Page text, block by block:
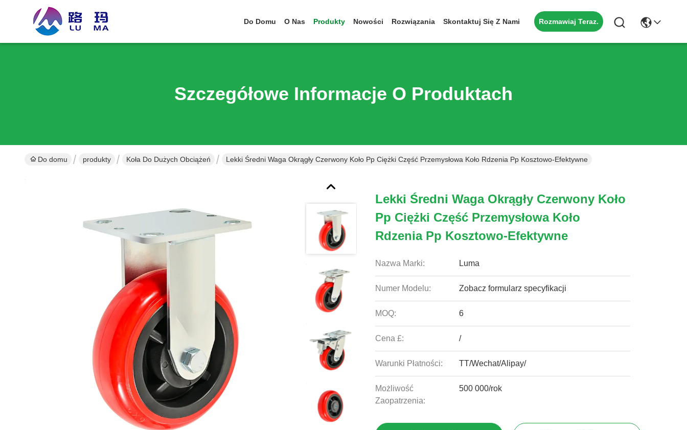
Do Domu O Nas Produkty Nowości Rozwiązania Skontaktuj Się Z Nami Rozmawiaj Teraz.
Szczegółowe Informacje O Produktach
Do domu produkty Koła Do Dużych Obciążeń Lekki Średni Waga Okrągły Czerwony Koło Pp Ciężki Część Przemysłowa Koło Rdzenia Pp Kosztowo-Efektywne
Lekki Średni Waga Okrągły Czerwony Koło
Pp Ciężki Część Przemysłowa Koło
Rdzenia Pp Kosztowo-Efektywne
Nazwa Marki: Luma
Numer Modelu: Zobacz formularz specyfikacji
MOQ: 6
Cena £: /
Warunki Płatności: TT/Wechat/Alipay/
Możliwość
Zaopatrzenia:
500 000/rok